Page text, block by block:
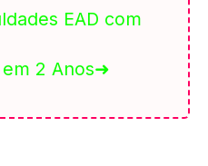
EAD com
em 2 Anos➜